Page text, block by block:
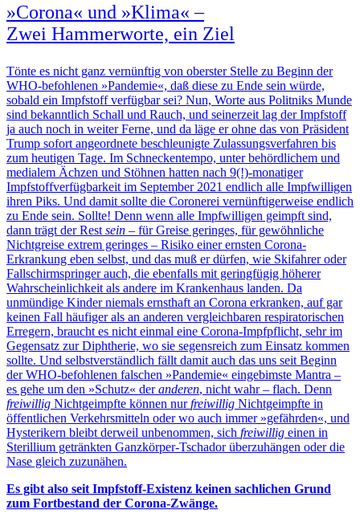
»Corona« und »Klima« –
Zwei Hammerworte, ein Ziel
Tönte es nicht ganz vernünftig von oberster Stelle zu Beginn der
WHO-befohlenen »Pandemie«, daß diese zu Ende sein würde,
sobald ein Impfstoff verfügbar sei? Nun, Worte aus Politniks Munde
sind bekanntlich Schall und Rauch, und seinerzeit lag der Impfstoff
ja auch noch in weiter Ferne, und da läge er ohne das von Präsident
Trump sofort angeordnete beschleunigte Zulassungsverfahren bis
zum heutigen Tage. Im Schneckentempo, unter behördlichem und
medialem Ächzen und Stöhnen hatten nach 9(!)-monatiger
Impfstoffverfügbarkeit im September 2021 endlich alle Impfwilligen
ihren Piks. Und damit sollte die Coronerei vernünftigerweise endlich
zu Ende sein. Sollte! Denn wenn alle Impfwilligen geimpft sind,
dann trägt der Rest sein – für Greise geringes, für gewöhnliche
Nichtgreise extrem geringes – Risiko einer ernsten Corona-
Erkrankung eben selbst, und das muß er dürfen, wie Skifahrer oder
Fallschirmspringer auch, die ebenfalls mit geringfügig höherer
Wahrscheinlichkeit als andere im Krankenhaus landen. Da
unmündige Kinder niemals ernsthaft an Corona erkranken, auf gar
keinen Fall häufiger als an anderen vergleichbaren respiratorischen
Erregern, braucht es nicht einmal eine Corona-Impfpflicht, sehr im
Gegensatz zur Diphtherie, wo sie segensreich zum Einsatz kommen
sollte. Und selbstverständlich fällt damit auch das uns seit Beginn
der WHO-befohlenen falschen »Pandemie« eingebimste Mantra –
es gehe um den »Schutz« deranderen, nicht wahr – flach. Denn
freiwillig Nichtgeimpfte können nurfreiwillig Nichtgeimpfte in
öffentlichen Verkehrsmitteln oder wo auch immer »gefährden«, und
Hysterikern bleibt derweil unbenommen, sich freiwillig einen in
Sterillium getränkten Ganzkörper-Tschador überzuhängen oder die
Nase gleich zuzunähen.
Es gibt also seit Impfstoff-Existenz keinen sachlichen Grund
zum Fortbestand der Corona-Zwänge.